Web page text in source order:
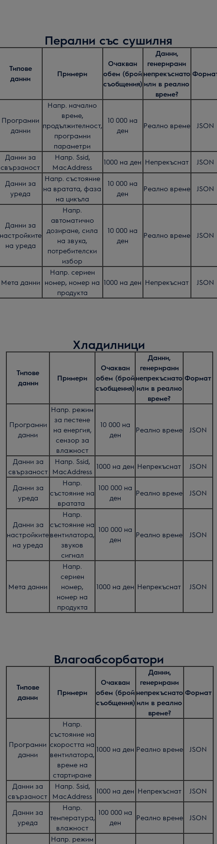
Перални със сушилня
Типове
данни
Примери
Очакван
обем (брой
съобщения)
Данни,
генерирани
непрекъснато
или в реално
време?
Програмни
данни
Напр. начално
време,
продължителност,
програмни
параметри
10 000 на
ден
Реално време JSON
Данни за
свързаност
Напр. Ssid,
MacAddress
1000 на ден Непрекъснат JSON
Данни за
уреда
Напр. състояние
на вратата, фаза
на цикъла
10 000 на
ден
Реално време JSON
Данни за
на уреда
Напр.
автоматично
дозиране, сила
на звука,
потребителски
избор
10 000 на
ден
Реално време JSON
Мета данни
Напр. сериен
номер, номер на
продукта
1000 на ден Непрекъснат JSON
Хладилници
Типове
данни
Примери
Очакван
обем (брой
съобщения)
Данни,
генерирани
непрекъснато
или в реално
време?
Формат
Програмни
данни
Напр. режим
за пестене
на енергия,
сензор за
влажност
10 000 на
ден
Реално време JSON
Данни за
свързаност
Напр. Ssid,
MacAddress
1000 на ден Непрекъснат JSON
Данни за
уреда
Напр.
състояние на
вратата
100 000 на
ден
Реално време JSON
Данни за
настройките
на уреда
Напр.
състояние на
вентилатора,
звуков
сигнал
100 000 на
ден
Реално време JSON
Мета данни
Напр.
сериен
номер,
номер на
продукта
1000 на ден Непрекъснат JSON
Влагоабсорбатори
Типове
данни
Примери
Очакван
обем (брой
съобщения)
Данни,
генерирани
непрекъснато
или в реално
време?
Формат
Програмни
данни
Напр.
състояние на
скоростта на
вентилатора,
време на
стартиране
1000 на ден Реално време JSON
Данни за
свързаност
Напр. Ssid,
MacAddress
1000 на ден Непрекъснат JSON
Данни за
уреда
Напр.
температура,
влажност
100 000 на
ден
Реално време JSON
Напр. режим